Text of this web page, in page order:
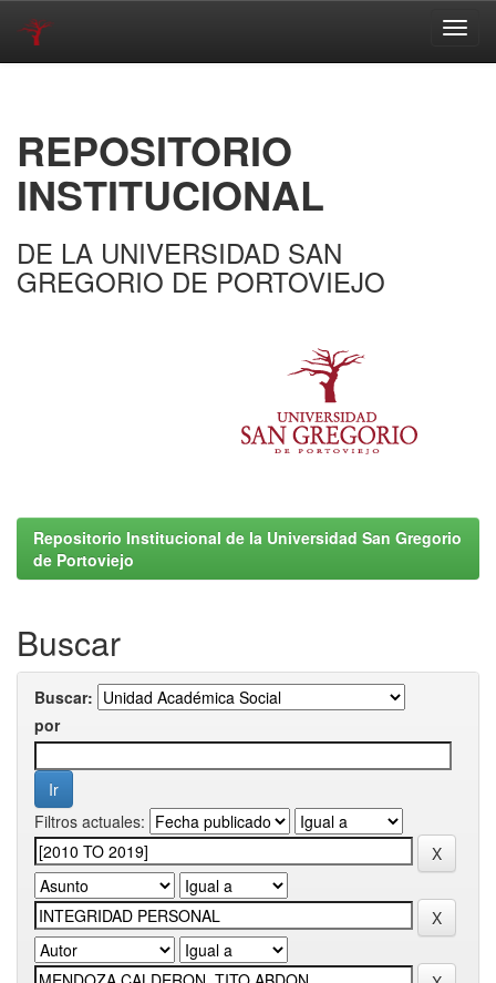
REPOSITORIO
INSTITUCIONAL
DE LA UNIVERSIDAD SAN
GREGORIO DE PORTOVIEJO
Repositorio Institucional de la Universidad San Gregorio
de Portoviejo
Buscar
Buscar:
por
Filtros actuales: